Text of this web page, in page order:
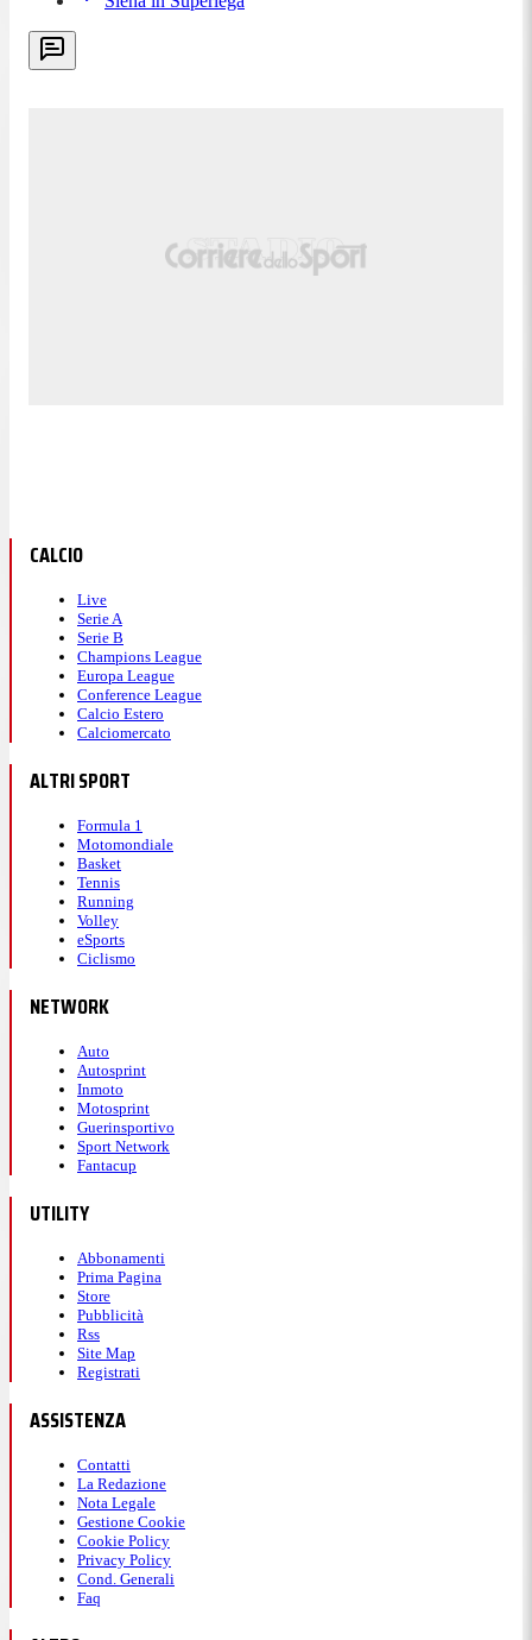
CALCIO
Live
Serie A
Serie B
Champions League
Europa League
Conference League
Calcio Estero
Calciomercato
ALTRI SPORT
Formula 1
Motomondiale
Basket
Tennis
Running
Volley
eSports
Ciclismo
NETWORK
Auto
Autosprint
Inmoto
Motosprint
Guerinsportivo
Sport Network
Fantacup
UTILITY
Abbonamenti
Prima Pagina
Store
Pubblicità
Rss
Site Map
Registrati
ASSISTENZA
Contatti
La Redazione
Nota Legale
Gestione Cookie
Cookie Policy
Privacy Policy
Cond. Generali
Faq